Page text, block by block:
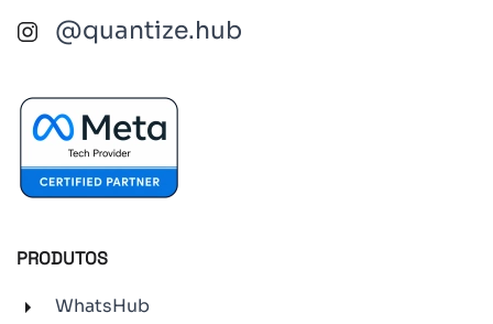
@quantize.hub
PRODUTOS
WhatsHub